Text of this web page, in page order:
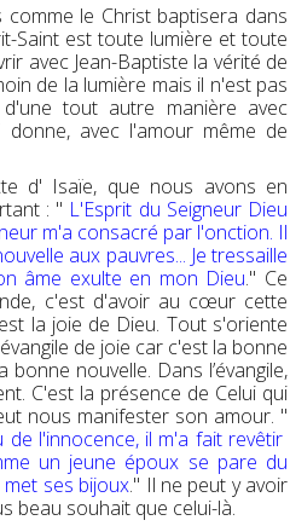
comme le Christ baptisera dans
Saint est toute lumière et toute
avec Jean-Baptiste la vérité de
de la lumière mais il n'est pas
tout autre manière avec
avec l'amour même de
d' Isaïe, que nous avons en
: " L'Esprit du Seigneur Dieu
m'a consacré par l'onction. Il
aux pauvres... Je tressaille
âme exulte en mon Dieu." Ce
c'est d'avoir au cœur cette
la joie de Dieu. Tout s'oriente
de joie car c'est la bonne
nouvelle. Dans l’évangile,
C'est la présence de Celui qui
nous manifester son amour. "
l'innocence, il m'a fait revêtir
un jeune époux se pare du
ses bijoux." Il ne peut y avoir
beau souhait que celui-là.